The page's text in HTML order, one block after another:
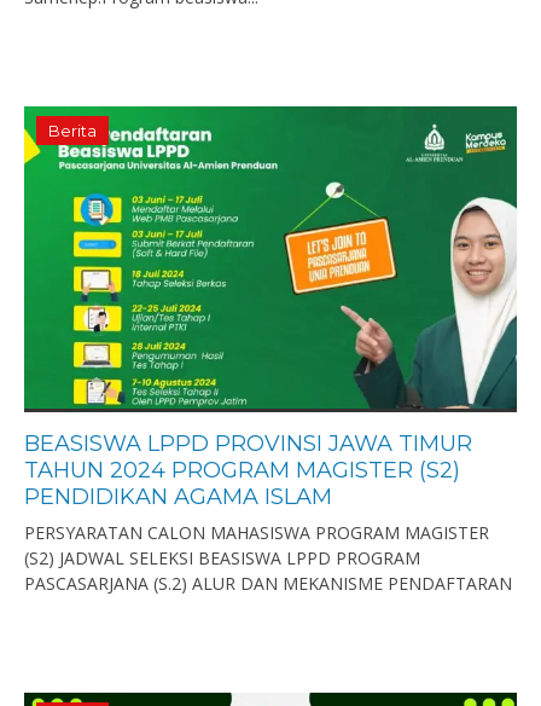
Berita
BEASISWA LPPD PROVINSI JAWA TIMUR
TAHUN 2024 PROGRAM MAGISTER (S2)
PENDIDIKAN AGAMA ISLAM
PERSYARATAN CALON MAHASISWA PROGRAM MAGISTER
(S2) JADWAL SELEKSI BEASISWA LPPD PROGRAM
PASCASARJANA (S.2) ALUR DAN MEKANISME PENDAFTARAN